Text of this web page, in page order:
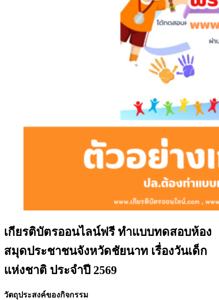
เกียรติบัตรออนไลน์ฟรี ทำแบบทดสอบห้อง
สมุดประชาชนจังหวัดชัยนาท เรื่องวันเด็ก
แห่งชาติ ประจำปี 2569
วัตถุประสงค์ของกิจกรรม